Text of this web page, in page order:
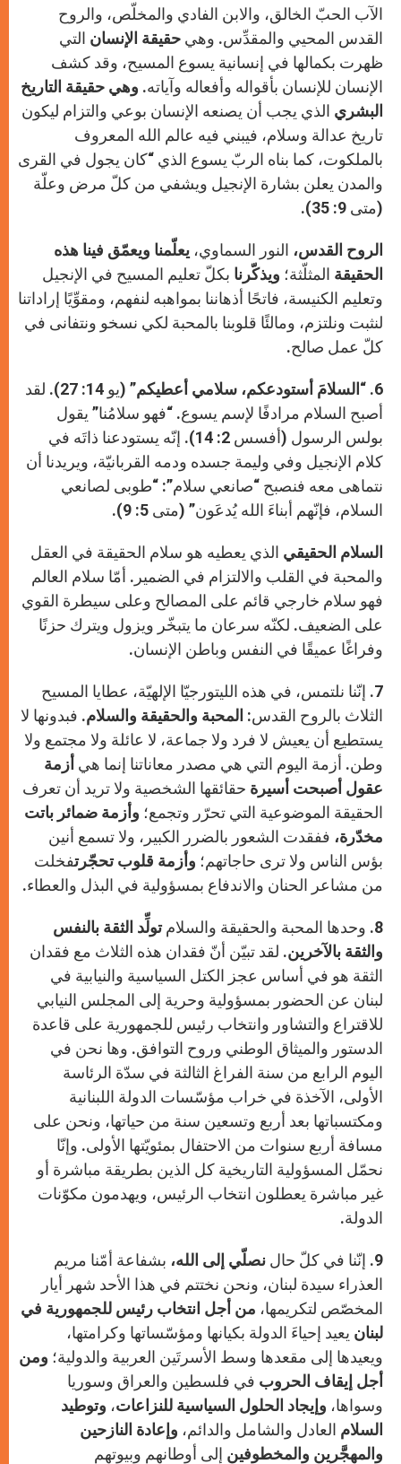
الآب الحبّ الخالق، والابن الفادي والمخلّص، والروح
القدس المحيي والمقدِّس. وهي حقيقة الإنسان التي
ظهرت بكمالها في إنسانية يسوع المسيح، وقد كشف
الإنسان للإنسان بأقواله وأفعاله وآياته. وهي حقيقة التاريخ
البشري الذي يجب أن يصنعه الإنسان بوعي والتزام ليكون
تاريخ عدالة وسلام، فيبني فيه عالم الله المعروف
بالملكوت، كما بناه الربّ يسوع الذي “كان يجول في القرى
والمدن يعلن بشارة الإنجيل ويشفي من كلّ مرض وعلّة
(متى 9: 35).
الروح القدس، النور السماوي، يعلّمنا ويعمّق فينا هذه
الحقيقة المثلّثة؛ ويذكّرنا بكلّ تعليم المسيح في الإنجيل
وتعليم الكنيسة، فاتحًا أذهاننا بمواهبه لنفهم، ومقوِّيًا إراداتنا
لنثبت ونلتزم، ومالئًا قلوبنا بالمحبة لكي نسخو ونتفانى في
كلّ عمل صالح.
6. “ السلامَ أستودعكم، سلامي أعطيكم”
(يو 14: 27). لقد
أصبح السلام مرادفًا لإسم يسوع. “فهو سلامُنا” يقول
بولس الرسول (أفسس 2: 14). إنّه يستودعنا ذاتَه في
كلام الإنجيل وفي وليمة جسده ودمه القربانيّة، ويريدنا أن
نتماهى معه فنصبح “صانعي سلام”: “طوبى لصانعي
السلام، فإنّهم أبناءَ الله يُدعَون” (متى 5: 9).
السلام الحقيقي الذي يعطيه هو سلام الحقيقة في العقل
والمحبة في القلب والالتزام في الضمير. أمّا سلام العالم
فهو سلام خارجي قائم على المصالح وعلى سيطرة القوي
على الضعيف. لكنّه سرعان ما يتبخّر ويزول ويترك حزنًا
وفراغًا عميقًا في النفس وباطن الإنسان.
7. إنّنا نلتمس، في هذه الليتورجيّا الإلهيّة، عطايا المسيح
الثلاث بالروح القدس: المحبة والحقيقة والسلام. فبدونها لا
يستطيع أن يعيش لا فرد ولا جماعة، لا عائلة ولا مجتمع ولا
وطن. أزمة اليوم التي هي مصدر معاناتنا إنما هي أزمة
عقول أصبحت أسيرة حقائقها الشخصية ولا تريد أن تعرف
الحقيقة الموضوعية التي تحرّر وتجمع؛ وأزمة ضمائر باتت
مخدّرة، ففقدت الشعور بالضرر الكبير، ولا تسمع أنين
بؤس الناس ولا ترى حاجاتهم؛ وأزمة قلوب تحجّرتفخلت
من مشاعر الحنان والاندفاع بمسؤولية في البذل والعطاء.
8. وحدها المحبة والحقيقة والسلام
تولِّد الثقة بالنفس
والثقة بالآخرين. لقد تبيّن أنّ فقدان هذه الثلاث مع فقدان
الثقة هو في أساس عجز الكتل السياسية والنيابية في
لبنان عن الحضور بمسؤولية وحرية إلى المجلس النيابي
للاقتراع والتشاور وانتخاب رئيس للجمهورية على قاعدة
الدستور والميثاق الوطني وروح التوافق. وها نحن في
اليوم الرابع من سنة الفراغ الثالثة في سدّة الرئاسة
الأولى، الآخذة في خراب مؤسّسات الدولة اللبنانية
ومكتسباتها بعد أربع وتسعين سنة من حياتها، ونحن على
مسافة أربع سنوات من الاحتفال بمئويّتها الأولى. وإنّا
نحمّل المسؤولية التاريخية كل الذين بطريقة مباشرة أو
غير مباشرة يعطلون انتخاب الرئيس، ويهدمون مكوّنات
الدولة.
9. إنّنا في كلّ حال نصلّي إلى الله، بشفاعة أمّنا مريم
العذراء سيدة لبنان، ونحن نختتم في هذا الأحد شهر أيار
المخصّص لتكريمها، من أجل انتخاب رئيس للجمهورية في
لبنان يعيد إحياءَ الدولة بكيانها ومؤسّساتها وكرامتها،
ويعيدها إلى مقعدها وسط الأسرتَين العربية والدولية؛ ومن
أجل إيقاف الحروب في فلسطين والعراق وسوريا
وسواها، وإيجاد الحلول السياسية للنزاعات، وتوطيد
السلام العادل والشامل والدائم، وإعادة النازحين
والمهجَّرين والمخطوفين إلى أوطانهم وبيوتهم